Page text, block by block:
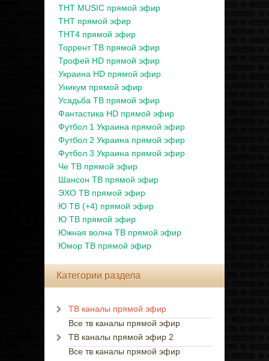
ТНТ MUSIC прямой эфир
ТНТ прямой эфир
ТНТ4 прямой эфир
Торрент ТВ прямой эфир
Трофей HD прямой эфир
Украина HD прямой эфир
Уникум прямой эфир
Усадьба ТВ прямой эфир
Фантастика HD прямой эфир
Футбол 1 Украина прямой эфир
Футбол 2 Украина прямой эфир
Футбол 3 Украина прямой эфир
Че ТВ прямой эфир
Шансон ТВ прямой эфир
ЭХО ТВ прямой эфир
Ю ТВ (+4) прямой эфир
Ю ТВ прямой эфир
Южная волна ТВ прямой эфир
Юмор ТВ прямой эфир
Категории раздела
ТВ каналы прямой эфир
Все тв каналы прямой эфир
ТВ каналы прямой эфир 2
Все тв каналы прямой эфир